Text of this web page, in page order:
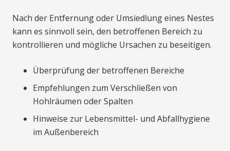
Nach der Entfernung oder Umsiedlung eines Nestes
kann es sinnvoll sein, den betroffenen Bereich zu
kontrollieren und mögliche Ursachen zu beseitigen.
Überprüfung der betroffenen Bereiche
Empfehlungen zum Verschließen von
Hohlräumen oder Spalten
Hinweise zur Lebensmittel- und Abfallhygiene
im Außenbereich